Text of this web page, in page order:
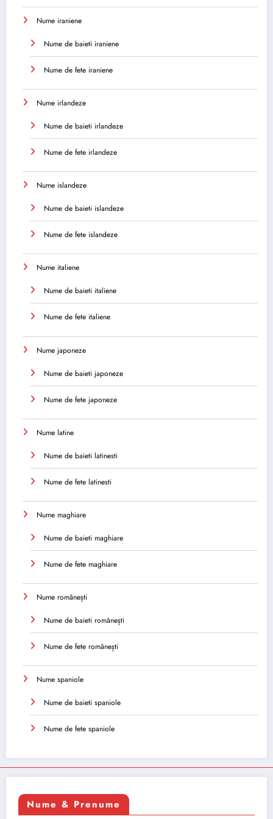
Nume iraniene
Nume de baieti iraniene
Nume de fete iraniene
Nume irlandeze
Nume de baieti irlandeze
Nume de fete irlandeze
Nume islandeze
Nume de baieti islandeze
Nume de fete islandeze
Nume italiene
Nume de baieti italiene
Nume de fete italiene
Nume japoneze
Nume de baieti japoneze
Nume de fete japoneze
Nume latine
Nume de baieti latinesti
Nume de fete latinesti
Nume maghiare
Nume de baieti maghiare
Nume de fete maghiare
Nume românești
Nume de baieti românești
Nume de fete românești
Nume spaniole
Nume de baieti spaniole
Nume de fete spaniole
Nume & Prenume